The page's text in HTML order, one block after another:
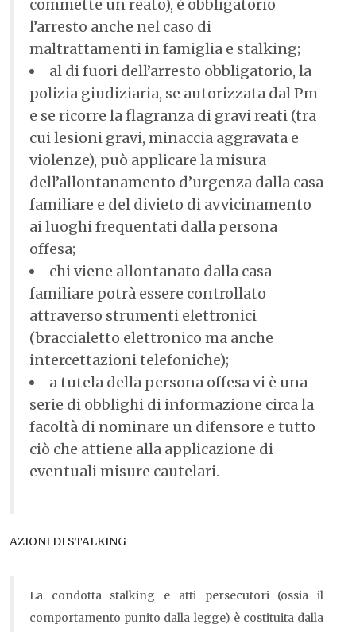
commette un reato), è obbligatorio
l’arresto anche nel caso di
maltrattamenti in famiglia e stalking;
al di fuori dell’arresto obbligatorio, la
polizia giudiziaria, se autorizzata dal Pm
e se ricorre la flagranza di gravi reati (tra
cui lesioni gravi, minaccia aggravata e
violenze), può applicare la misura
dell’allontanamento d’urgenza dalla casa
familiare e del divieto di avvicinamento
ai luoghi frequentati dalla persona
offesa;
chi viene allontanato dalla casa
familiare potrà essere controllato
attraverso strumenti elettronici
(braccialetto elettronico ma anche
intercettazioni telefoniche);
a tutela della persona offesa vi è una
serie di obblighi di informazione circa la
facoltà di nominare un difensore e tutto
ciò che attiene alla applicazione di
eventuali misure cautelari.
AZIONI DI STALKING
La condotta stalking e atti persecutori (ossia il
comportamento punito dalla legge) è costituita dalla